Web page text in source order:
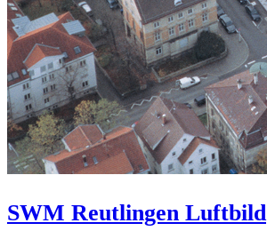
SWM Reutlingen Luftbild